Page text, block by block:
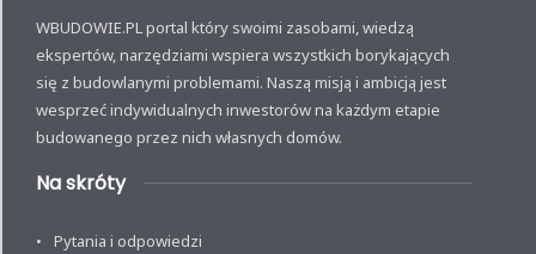
WBUDOWIE.PL portal który swoimi zasobami, wiedzą
ekspertów, narzędziami wspiera wszystkich borykających
się z budowlanymi problemami. Naszą misją i ambicją jest
wesprzeć indywidualnych inwestorów na każdym etapie
budowanego przez nich własnych domów.
Na skróty
Pytania i odpowiedzi